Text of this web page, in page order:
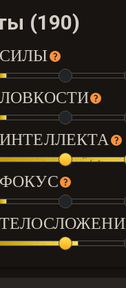
(190)
СИЛЫ
ЛОВКОСТИ
ИНТЕЛЛЕКТА
ФОКУС